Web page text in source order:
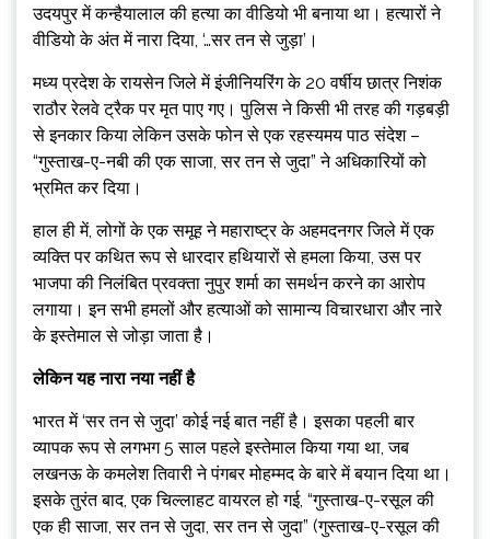
उदयपुर में कन्हैयालाल की हत्या का वीडियो भी बनाया था। हत्यारों ने
वीडियो के अंत में नारा दिया, ‘…सर तन से जुड़ा’।
मध्य प्रदेश के रायसेन जिले में इंजीनियरिंग के 20 वर्षीय छात्र निशंक
राठौर रेलवे ट्रैक पर मृत पाए गए। पुलिस ने किसी भी तरह की गड़बड़ी
से इनकार किया लेकिन उसके फोन से एक रहस्यमय पाठ संदेश –
“गुस्ताख-ए-नबी की एक साजा, सर तन से जुदा” ने अधिकारियों को
भ्रमित कर दिया।
हाल ही में, लोगों के एक समूह ने महाराष्ट्र के अहमदनगर जिले में एक
व्यक्ति पर कथित रूप से धारदार हथियारों से हमला किया, उस पर
भाजपा की निलंबित प्रवक्ता नुपुर शर्मा का समर्थन करने का आरोप
लगाया। इन सभी हमलों और हत्याओं को सामान्य विचारधारा और नारे
के इस्तेमाल से जोड़ा जाता है।
लेकिन यह नारा नया नहीं है
भारत में ‘सर तन से जुदा’ कोई नई बात नहीं है। इसका पहली बार
व्यापक रूप से लगभग 5 साल पहले इस्तेमाल किया गया था, जब
लखनऊ के कमलेश तिवारी ने पंगबर मोहम्मद के बारे में बयान दिया था।
इसके तुरंत बाद, एक चिल्लाहट वायरल हो गई, “गुस्ताख-ए-रसूल की
एक ही साजा, सर तन से जुदा, सर तन से जुदा” (गुस्ताख-ए-रसूल की